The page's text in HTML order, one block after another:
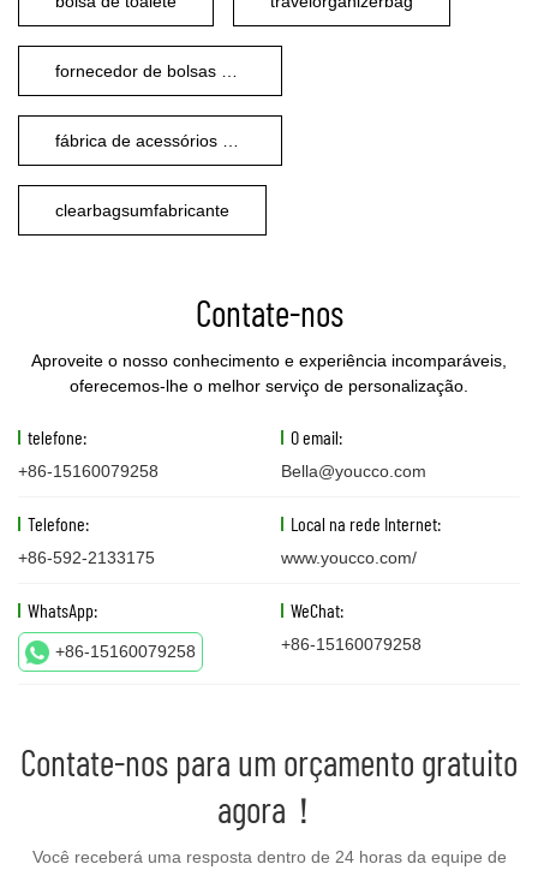
clearbagsumfabricante
Contate-nos
Aproveite o nosso conhecimento e experiência incomparáveis,
oferecemos-lhe o melhor serviço de personalização.
telefone:
+86-15160079258
O email:
Bella@youcco.com
Telefone:
+86-592-2133175
Local na rede Internet:
www.youcco.com/
WhatsApp:
+86-15160079258
WeChat:
+86-15160079258
Contate-nos para um orçamento gratuito
agora！
Você receberá uma resposta dentro de 24 horas da equipe de